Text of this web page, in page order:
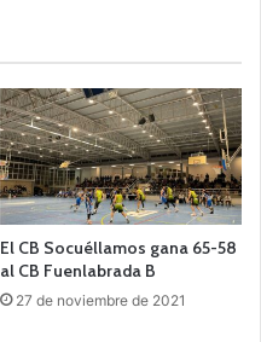
El CB Socuéllamos gana 65-58
al CB Fuenlabrada B
27 de noviembre de 2021